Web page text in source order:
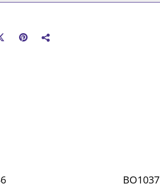
BO1037